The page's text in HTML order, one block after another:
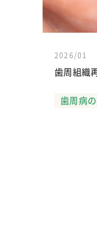
2026/01
歯周組織
歯周病